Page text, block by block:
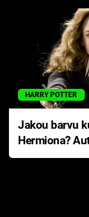
HARRY POTTER
Jakou barvu
Hermiona?
Pottera přišla